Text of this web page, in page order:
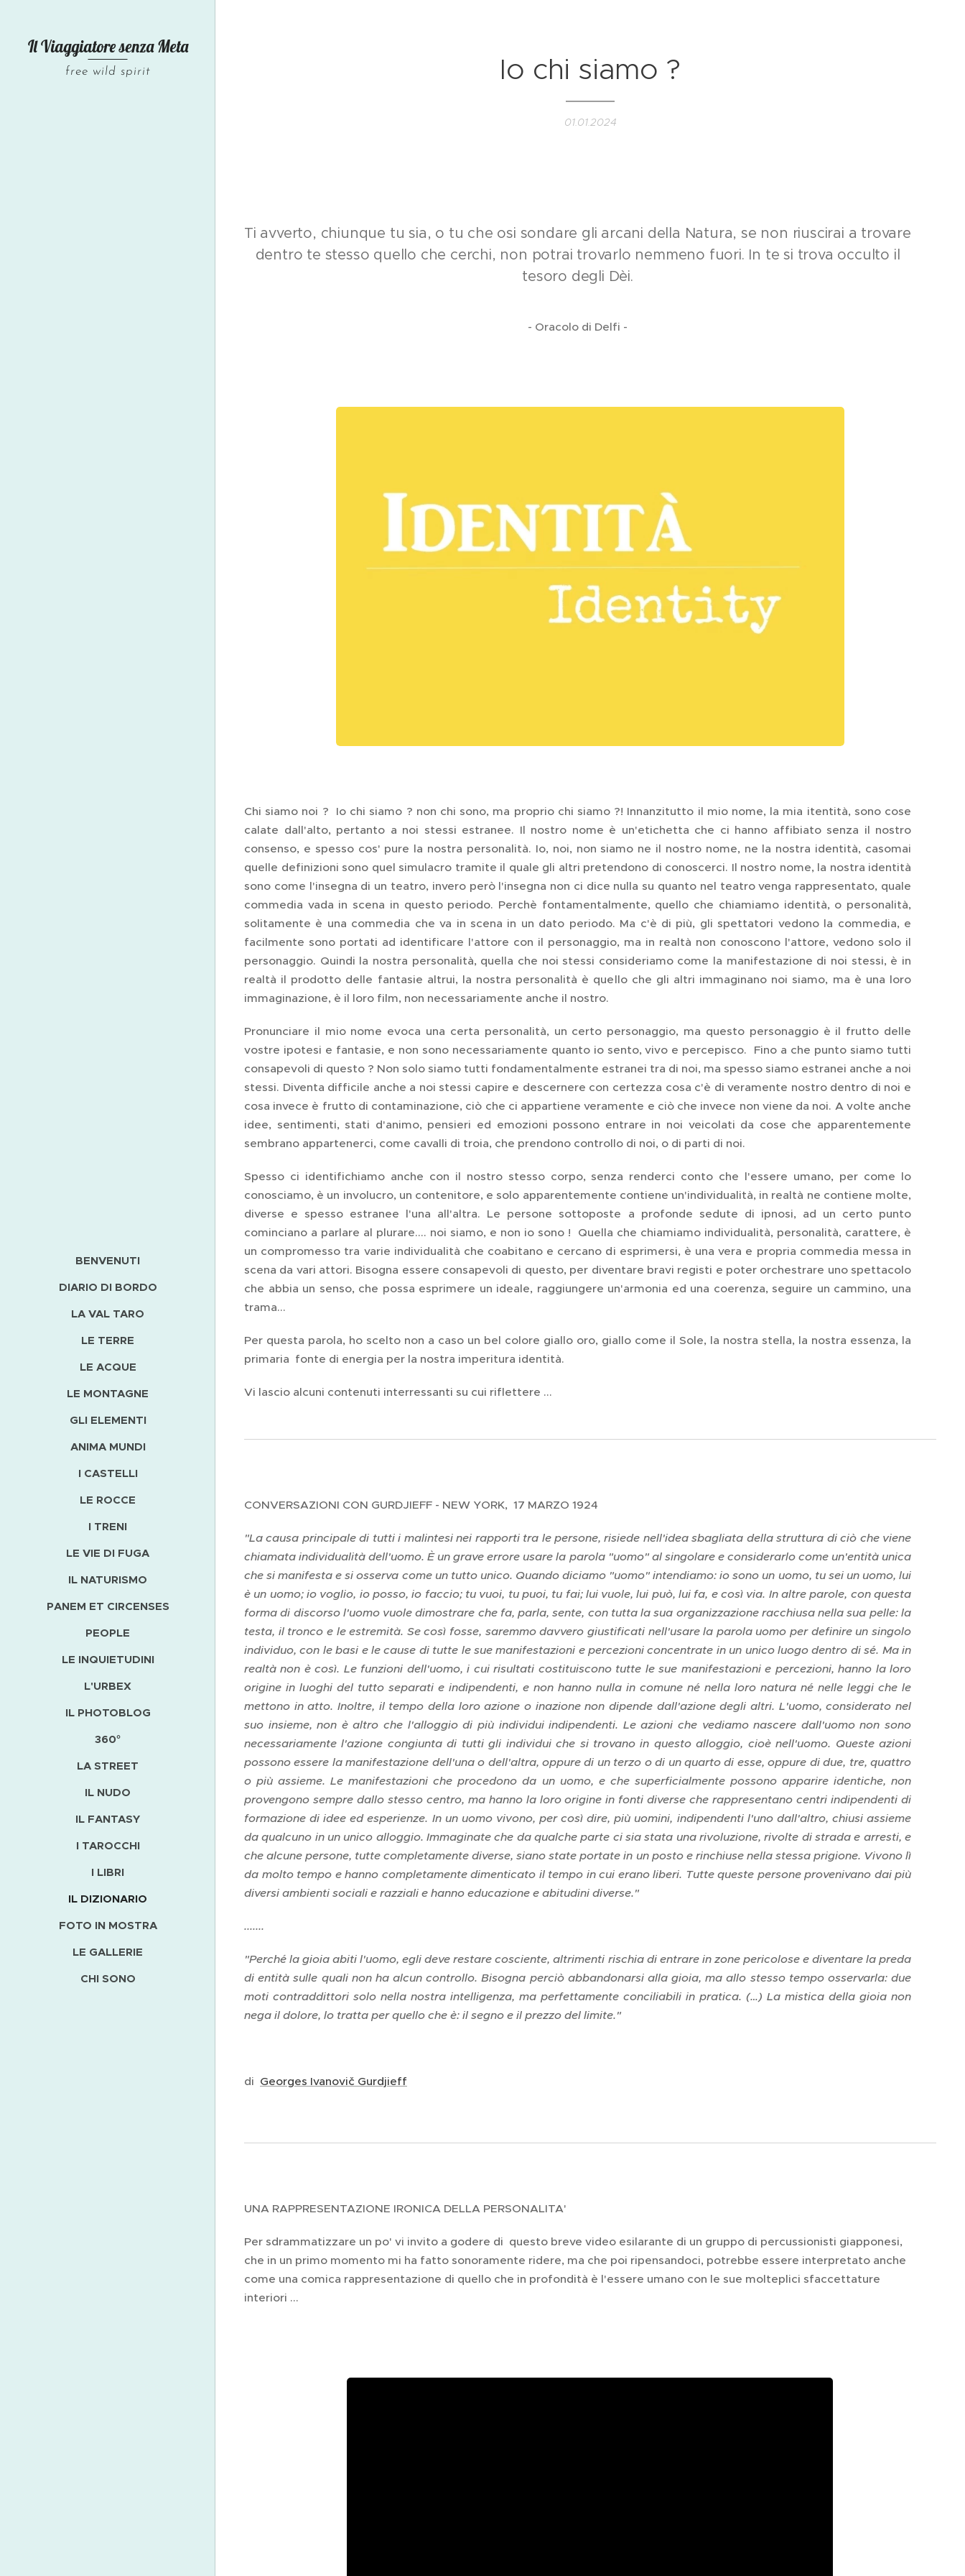
Il Viaggiatore senzaMeta
free wild spirit
BENVENUTI
DIARIO DI BORDO
LA VAL TARO
LE TERRE
LE ACQUE
LE MONTAGNE
GLI ELEMENTI
ANIMA MUNDI
I CASTELLI
LE ROCCE
I TRENI
LE VIE DI FUGA
IL NATURISMO
PANEM ET CIRCENSES
PEOPLE
LE INQUIETUDINI
L'URBEX
IL PHOTOBLOG
360°
LA STREET
IL NUDO
IL FANTASY
I TAROCCHI
I LIBRI
IL DIZIONARIO
FOTO IN MOSTRA
LE GALLERIE
CHI SONO
Io chi siamo ?
01.01.2024
Ti avverto, chiunque tu sia, o tu che osi sondare gli arcani della Natura, se non riuscirai a trovare
dentro te stesso quello che cerchi, non potrai trovarlo nemmeno fuori. In te si trova occulto il
tesoro degli Dèi.
- Oracolo di Delfi -
Chi siamo noi ? Io chi siamo ? non chi sono, ma proprio chi siamo ?! Innanzitutto il mio nome, la mia itentità, sono cose
calate dall'alto, pertanto a noi stessi estranee. Il nostro nome è un'etichetta che ci hanno affibiato senza il nostro
consenso, e spesso cos' pure la nostra personalità. Io, noi, non siamo ne il nostro nome, ne la nostra identità, casomai
quelle definizioni sono quel simulacro tramite il quale gli altri pretendono di conoscerci. Il nostro nome, la nostra identità
sono come l'insegna di un teatro, invero però l'insegna non ci dice nulla su quanto nel teatro venga rappresentato, quale
commedia vada in scena in questo periodo. Perchè fontamentalmente, quello che chiamiamo identità, o personalità,
solitamente è una commedia che va in scena in un dato periodo. Ma c'è di più, gli spettatori vedono la commedia, e
facilmente sono portati ad identificare l'attore con il personaggio, ma in realtà non conoscono l'attore, vedono solo il
personaggio. Quindi la nostra personalità, quella che noi stessi consideriamo come la manifestazione di noi stessi, è in
realtà il prodotto delle fantasie altrui, la nostra personalità è quello che gli altri immaginano noi siamo, ma è una loro
immaginazione, è il loro film, non necessariamente anche il nostro.
Pronunciare il mio nome evoca una certa personalità, un certo personaggio, ma questo personaggio è il frutto delle
vostre ipotesi e fantasie, e non sono necessariamente quanto io sento, vivo e percepisco. Fino a che punto siamo tutti
consapevoli di questo ? Non solo siamo tutti fondamentalmente estranei tra di noi, ma spesso siamo estranei anche a noi
stessi. Diventa difficile anche a noi stessi capire e descernere con certezza cosa c'è di veramente nostro dentro di noi e
cosa invece è frutto di contaminazione, ciò che ci appartiene veramente e ciò che invece non viene da noi. A volte anche
idee, sentimenti, stati d'animo, pensieri ed emozioni possono entrare in noi veicolati da cose che apparentemente
sembrano appartenerci, come cavalli di troia, che prendono controllo di noi, o di parti di noi.
Spesso ci identifichiamo anche con il nostro stesso corpo, senza renderci conto che l'essere umano, per come lo
conosciamo, è un involucro, un contenitore, e solo apparentemente contiene un'individualità, in realtà ne contiene molte,
diverse e spesso estranee l'una all'altra. Le persone sottoposte a profonde sedute di ipnosi, ad un certo punto
cominciano a parlare al plurare.... noi siamo, e non io sono ! Quella che chiamiamo individualità, personalità, carattere, è
un compromesso tra varie individualità che coabitano e cercano di esprimersi, è una vera e propria commedia messa in
scena da vari attori. Bisogna essere consapevoli di questo, per diventare bravi registi e poter orchestrare uno spettacolo
che abbia un senso, che possa esprimere un ideale, raggiungere un'armonia ed una coerenza, seguire un cammino, una
trama...
Per questa parola, ho scelto non a caso un bel colore giallo oro, giallo come il Sole, la nostra stella, la nostra essenza, la
primaria fonte di energia per la nostra imperitura identità.
Vi lascio alcuni contenuti interressanti su cui riflettere ...
CONVERSAZIONI CON GURDJIEFF - NEW YORK, 17 MARZO 1924
"La causa principale di tutti i malintesi nei rapporti tra le persone, risiede nell'idea sbagliata della struttura di ciò che viene
chiamata individualità dell'uomo. È un grave errore usare la parola "uomo" al singolare e considerarlo come un'entità unica
che si manifesta e si osserva come un tutto unico. Quando diciamo "uomo" intendiamo: io sono un uomo, tu sei un uomo, lui
è un uomo; io voglio, io posso, io faccio; tu vuoi, tu puoi, tu fai; lui vuole, lui può, lui fa, e così via. In altre parole, con questa
forma di discorso l'uomo vuole dimostrare che fa, parla, sente, con tutta la sua organizzazione racchiusa nella sua pelle: la
testa, il tronco e le estremità. Se così fosse, saremmo davvero giustificati nell'usare la parola uomo per definire un singolo
individuo, con le basi e le cause di tutte le sue manifestazioni e percezioni concentrate in un unico luogo dentro di sé. Ma in
realtà non è così. Le funzioni dell'uomo, i cui risultati costituiscono tutte le sue manifestazioni e percezioni, hanno la loro
origine in luoghi del tutto separati e indipendenti, e non hanno nulla in comune né nella loro natura né nelle leggi che le
mettono in atto. Inoltre, il tempo della loro azione o inazione non dipende dall'azione degli altri. L'uomo, considerato nel
suo insieme, non è altro che l'alloggio di più individui indipendenti. Le azioni che vediamo nascere dall'uomo non sono
necessariamente l'azione congiunta di tutti gli individui che si trovano in questo alloggio, cioè nell'uomo. Queste azioni
possono essere la manifestazione dell'una o dell'altra, oppure di un terzo o di un quarto di esse, oppure di due, tre, quattro
o più assieme. Le manifestazioni che procedono da un uomo, e che superficialmente possono apparire identiche, non
provengono sempre dallo stesso centro, ma hanno la loro origine in fonti diverse che rappresentano centri indipendenti di
formazione di idee ed esperienze. In un uomo vivono, per così dire, più uomini, indipendenti l'uno dall'altro, chiusi assieme
da qualcuno in un unico alloggio. Immaginate che da qualche parte ci sia stata una rivoluzione, rivolte di strada e arresti, e
che alcune persone, tutte completamente diverse, siano state portate in un posto e rinchiuse nella stessa prigione. Vivono lì
da molto tempo e hanno completamente dimenticato il tempo in cui erano liberi. Tutte queste persone provenivano dai più
diversi ambienti sociali e razziali e hanno educazione e abitudini diverse."
.......
"Perché la gioia abiti l'uomo, egli deve restare cosciente, altrimenti rischia di entrare in zone pericolose e diventare la preda
di entità sulle quali non ha alcun controllo. Bisogna perciò abbandonarsi alla gioia, ma allo stesso tempo osservarla: due
moti contraddittori solo nella nostra intelligenza, ma perfettamente conciliabili in pratica. (…) La mistica della gioia non
nega il dolore, lo tratta per quello che è: il segno e il prezzo del limite."
di Georges Ivanovič Gurdjieff
UNA RAPPRESENTAZIONE IRONICA DELLA PERSONALITA'
Per sdrammatizzare un po' vi invito a godere di questo breve video esilarante di un gruppo di percussionisti giapponesi,
che in un primo momento mi ha fatto sonoramente ridere, ma che poi ripensandoci, potrebbe essere interpretato anche
come una comica rappresentazione di quello che in profondità è l'essere umano con le sue molteplici sfaccettature
interiori ...